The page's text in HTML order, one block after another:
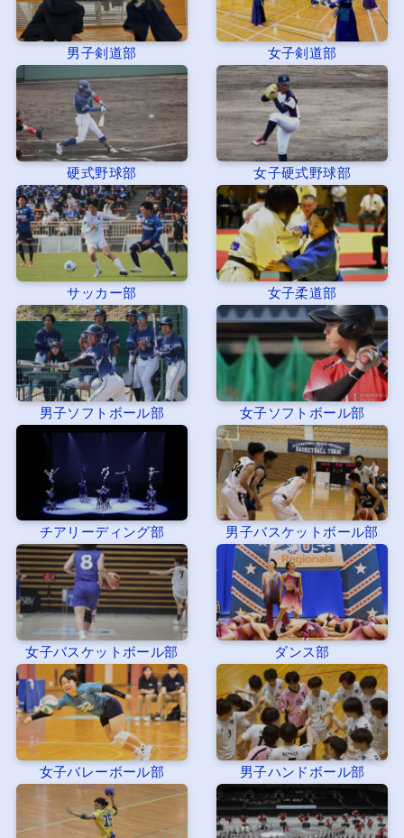
男子剣道部 女子剣道部
硬式野球部 女子硬式野球部
サッカー部 女子柔道部
男子ソフトボール部 女子ソフトボール部
チアリーディング部 男子バスケットボール部
女子バスケットボール部 ダンス部
女子バレーボール部 男子ハンドボール部